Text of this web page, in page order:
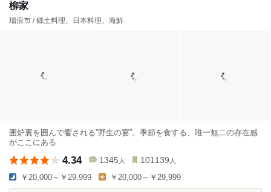
柳家
瑞浪市 / 郷土料理、日本料理、海鮮
囲炉裏を囲んで饗される”野生の宴”。季節を食する、唯一無二の存在感
がここにある
4.34 1345 人 101139 人
￥20,000～￥29,999 ￥20,000～￥29,999